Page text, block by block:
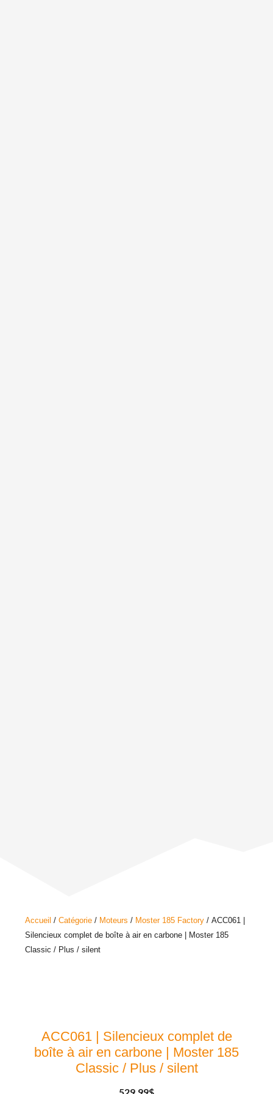
Accueil /Catégorie / Moteurs / Moster 185 Factory / ACC061 |
Silencieux complet de boîte à air en carbone | Moster 185
Classic / Plus / silent
ACC061 | Silencieux complet de
boîte à air en carbone | Moster 185
Classic / Plus / silent